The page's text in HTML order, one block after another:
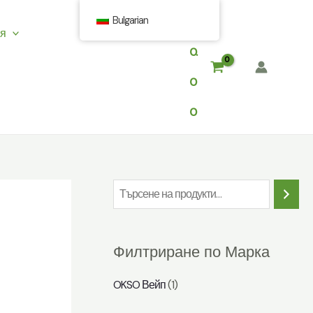
0.
0
0
ъ
с
е
Филтриране по Марка
OKSO Вейп(1)
Bulgarian